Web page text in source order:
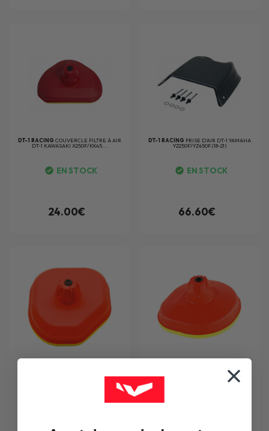
DT-1 RACING COUVERCLE FILTRE À AIR
DT-1 KAWASAKI X250F/KX45...
EN STOCK
24.00€
DT-1 RACING PRISE D'AIR DT-1 YAMAHA
YZ250F/YZ450F (18-21)
EN STOCK
66.60€
DT-1 RACING
COUVERCLE FILTRE À AIR
DT-1 SUZUKI RM/RM-Z/YAMA...